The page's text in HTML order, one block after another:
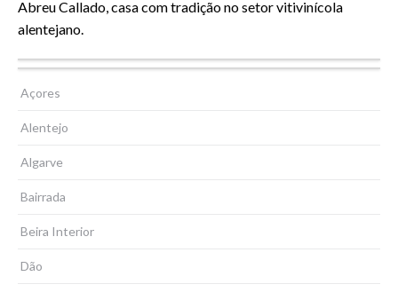
Abreu Callado, casa com tradição no setor vitivinícola
alentejano.
Montado
Açores
Alentejo
Algarve
Bairrada
Beira Interior
Dão